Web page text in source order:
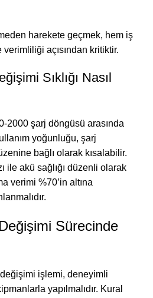
harekete geçmek, hem iş
açısından kritiktir.
Sıklığı Nasıl
2000 şarj döngüsü arasında
yoğunluğu, şarj
bağlı olarak kısalabilir.
ile akü sağlığı düzenli olarak
verimi %70’in altına
Sürecinde
işlemi, deneyimli
yapılmalıdır. Kural